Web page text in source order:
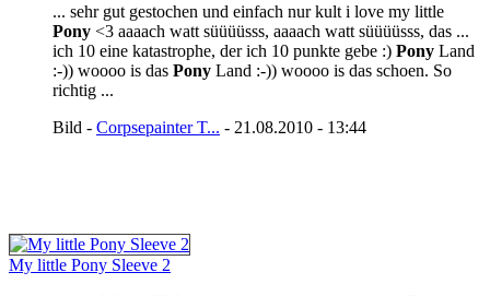
... sehr gut gestochen und einfach nur kult i love my little
Pony <3 aaaach watt süüüüsss, aaaach watt süüüüsss, das ...
ich 10 eine katastrophe, der ich 10 punkte gebe :) Pony Land
:-)) woooo is das Pony Land :-)) woooo is das schoen. So
richtig ...
Bild - Corpsepainter T... - 21.08.2010 - 13:44
My little Pony Sleeve 2